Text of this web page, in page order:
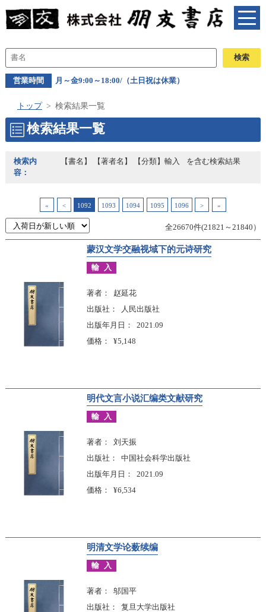
営業時間 月～金9:00～18:00/（土日祝は休業）
トップ 検索結果一覧
検索結果一覧
検索内
容：
【書名】 【著者名】 【分類】輸入 を含む検索結果
« < 1092 1093 1094 1095 1096 > »
全26670件(21821～21840）
蒙汉文学交融视域下的元诗研究
輸入
著者
赵延花
出版社
人民出版社
出版年月日
2021.09
価格
¥5,148
明代文言小说汇编类文献研究
輸入
著者
刘天振
出版社
中国社会科学出版社
出版年月日
2021.09
価格
¥6,534
明清文学论薮续编
輸入
著者
邬国平
出版社
复旦大学出版社